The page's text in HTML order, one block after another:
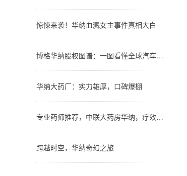
惊悚来袭！华纳血溅女主事件真相大白
博格华纳股权图谱：一图看懂全球汽车零部件巨头的股权结构
华纳大药厂：实力雄厚，口碑爆棚
专业药师推荐，中联大药房华纳，疗效看得见！
跨越时空，华纳奇幻之旅